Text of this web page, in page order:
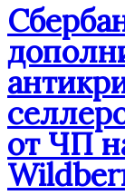
от ЧП